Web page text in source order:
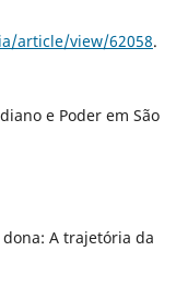
article/view/62058.
e Poder em São
dona: A trajetória da